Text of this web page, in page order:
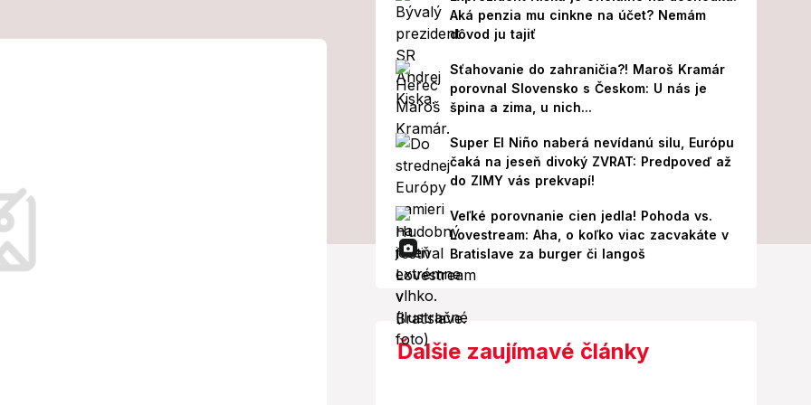
Záhorí je
nedáte ani
hlboko do vrecka.
Aká penzia mu cinkne na účet? Nemám
dôvod ju tajiť
Sťahovanie do zahraničia?! Maroš Kramár
porovnal Slovensko s Českom: U nás je
špina a zima, u nich...
Super El Niño naberá nevídanú silu, Európu
čaká na jeseň divoký ZVRAT: Predpoveď až
do ZIMY vás prekvapí!
Veľké porovnanie cien jedla! Pohoda vs.
Lovestream: Aha, o koľko viac zacvakáte v
Bratislave za burger či langoš
Ďalšie zaujímavé články